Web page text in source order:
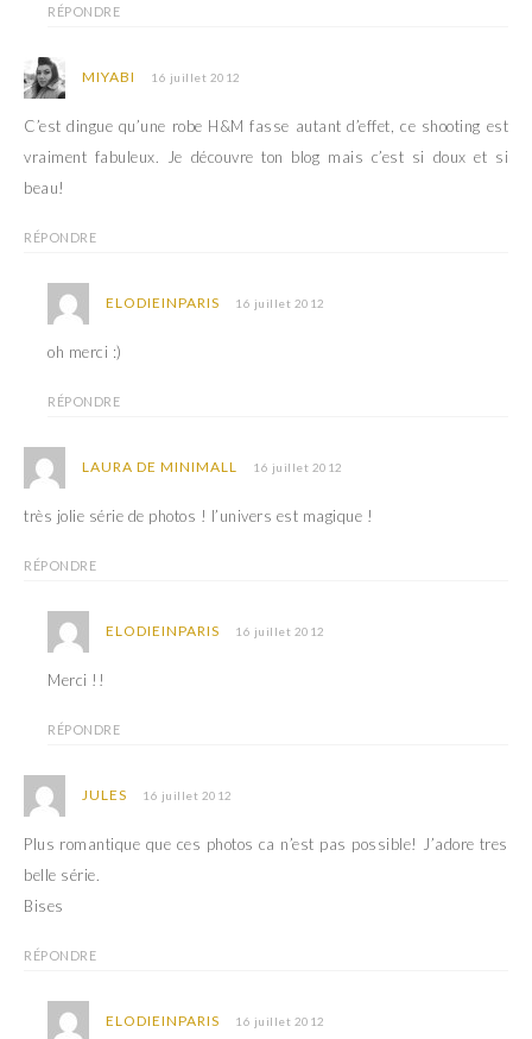
RÉPONDRE
MIYABI 16 juillet 2012
C’est dingue qu’une robe H&M fasse autant d’effet, ce shooting est
vraiment fabuleux. Je découvre ton blog mais c’est si doux et si
beau!
RÉPONDRE
ELODIEINPARIS 16 juillet 2012
oh merci :)
RÉPONDRE
LAURA DE MINIMALL 16 juillet 2012
très jolie série de photos ! l’univers est magique !
RÉPONDRE
ELODIEINPARIS 16 juillet 2012
Merci !!
RÉPONDRE
JULES 16 juillet 2012
Plus romantique que ces photos ca n’est pas possible! J’adore tres
belle série.
Bises
RÉPONDRE
ELODIEINPARIS 16 juillet 2012